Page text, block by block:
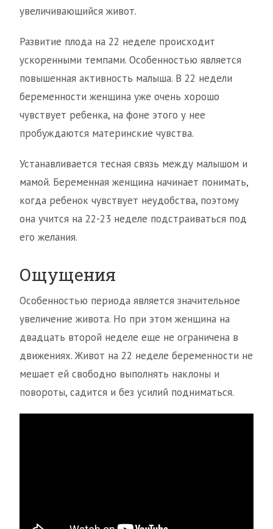
увеличивающийся живот.
Развитие плода на 22 неделе происходит
ускоренными темпами. Особенностью является
повышенная активность малыша. В 22 недели
беременности женщина уже очень хорошо
чувствует ребенка, на фоне этого у нее
пробуждаются материнские чувства.
Устанавливается тесная связь между малышом и
мамой. Беременная женщина начинает понимать,
когда ребенок чувствует неудобства, поэтому
она учится на 22-23 неделе подстраиваться под
его желания.
Ощущения
Особенностью периода является значительное
увеличение живота. Но при этом женщина на
двадцать второй неделе еще не ограничена в
движениях. Живот на 22 неделе беременности не
мешает ей свободно выполнять наклоны и
повороты, садится и без усилий подниматься.